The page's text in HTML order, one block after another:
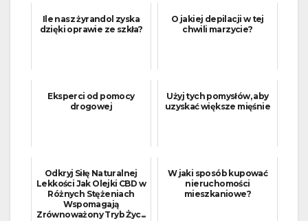
Ile nasz żyrandol zyska
dzięki oprawie ze szkła?
O jakiej depilacji w tej
chwili marzycie?
Eksperci od pomocy
drogowej
Użyj tych pomysłów, aby
uzyskać większe mięśnie
Odkryj Siłę Naturalnej
Lekkości Jak Olejki CBD w
Różnych Stężeniach
Wspomagają
Zrównoważony Tryb Życ...
W jaki sposób kupować
nieruchomości
mieszkaniowe?